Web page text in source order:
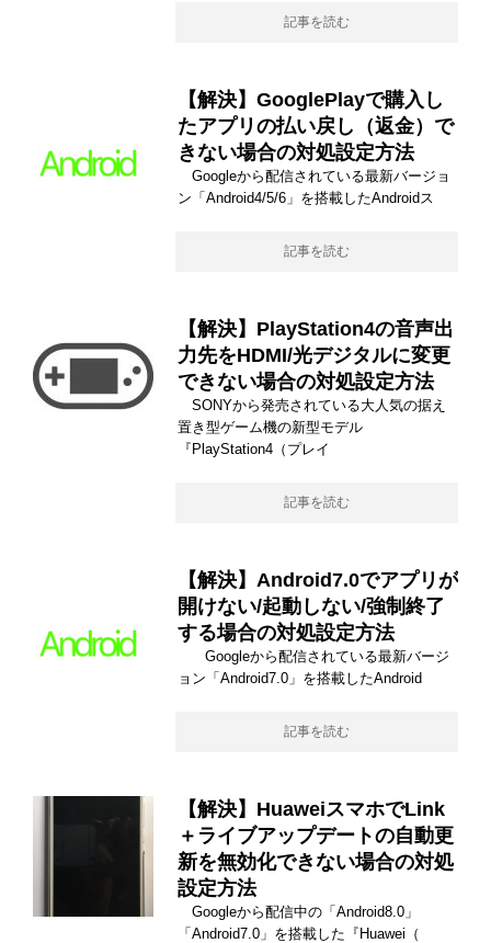
記事を読む
【解決】GooglePlayで購入し
たアプリの払い戻し（返金）で
きない場合の対処設定方法
Googleから配信されている最新バージョ
ン「Android4/5/6」を搭載したAndroidス
記事を読む
【解決】PlayStation4の音声出
力先をHDMI/光デジタルに変更
できない場合の対処設定方法
SONYから発売されている大人気の据え
置き型ゲーム機の新型モデル
『PlayStation4（プレイ
記事を読む
【解決】Android7.0でアプリが
開けない/起動しない/強制終了
する場合の対処設定方法
Googleから配信されている最新バージ
ョン「Android7.0」を搭載したAndroid
記事を読む
【解決】HuaweiスマホでLink
＋ライブアップデートの自動更
新を無効化できない場合の対処
設定方法
Googleから配信中の「Android8.0」
「Android7.0」を搭載した『Huawei（